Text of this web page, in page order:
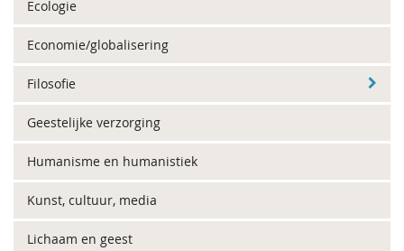
Ecologie
Economie/globalisering
Filosofie
Geestelijke verzorging
Humanisme en humanistiek
Kunst, cultuur, media
Lichaam en geest